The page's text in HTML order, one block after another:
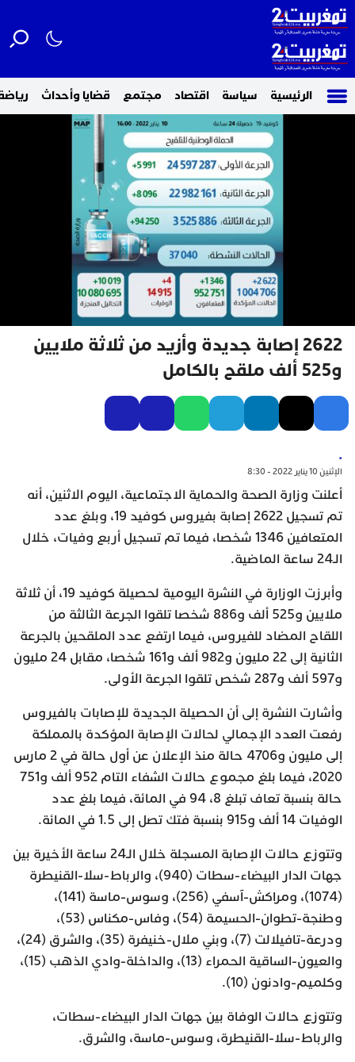
الرئيسية سياسة اقتصاد مجتمع قضايا وأحداث
2622 إصابة جديدة وأزيد من ثلاثة ملايين
و525 ألف ملقح بالكامل
.
الإثنين 10 يناير 2022 - 8:30
أعلنت وزارة الصحة والحماية الاجتماعية، اليوم الاثنين، أنه
تم تسجيل 2622 إصابة بفيروس كوفيد 19، وبلغ عدد
المتعافين 1346 شخصا، فيما تم تسجيل أربع وفيات، خلال
الـ24 ساعة الماضية.
وأبرزت الوزارة في النشرة اليومية لحصيلة كوفيد 19، أن ثلاثة
ملايين و525 ألف و886 شخصا تلقوا الجرعة الثالثة من
اللقاح المضاد للفيروس، فيما ارتفع عدد الملقحين بالجرعة
الثانية إلى 22 مليون و982 ألف و161 شخصا، مقابل 24 مليون
و597 ألف و287 شخص تلقوا الجرعة الأولى.
وأشارت النشرة إلى أن الحصيلة الجديدة للإصابات بالفيروس
رفعت العدد الإجمالي لحالات الإصابة المؤكدة بالمملكة
إلى مليون و4706 حالة منذ الإعلان عن أول حالة في 2 مارس
2020، فيما بلغ مجموع حالات الشفاء التام 952 ألف و751
حالة بنسبة تعاف تبلغ 8، 94 في المائة، فيما بلغ عدد
الوفيات 14 ألف و915 بنسبة فتك تصل إلى 1.5 في المائة.
وتتوزع حالات الإصابة المسجلة خلال الـ24 ساعة الأخيرة بين
جهات الدار البيضاء-سطات (940)، والرباط-سلا-القنيطرة
(1074)، ومراكش-آسفي (256)، وسوس-ماسة (141)،
وطنجة-تطوان-الحسيمة (54)، وفاس-مكناس (53)،
ودرعة-تافيلالت (7)، وبني ملال-خنيفرة (35)، والشرق (24)،
والعيون-الساقية الحمراء (13)، والداخلة-وادي الذهب (15)،
وكلميم-وادنون (10).
وتتوزع حالات الوفاة بين جهات الدار البيضاء-سطات،
والرباط-سلا-القنيطرة، وسوس-ماسة، والشرق.